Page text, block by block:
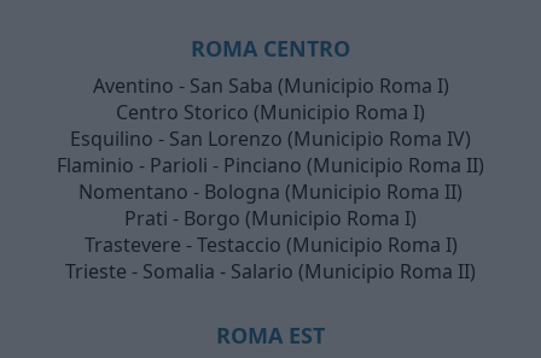
ROMA CENTRO
Aventino - San Saba (Municipio Roma I)
Centro Storico (Municipio Roma I)
Esquilino - San Lorenzo (Municipio Roma IV)
Flaminio - Parioli - Pinciano (Municipio Roma II)
Nomentano - Bologna (Municipio Roma II)
Prati - Borgo (Municipio Roma I)
Trastevere - Testaccio (Municipio Roma I)
Trieste - Somalia - Salario (Municipio Roma II)
ROMA EST